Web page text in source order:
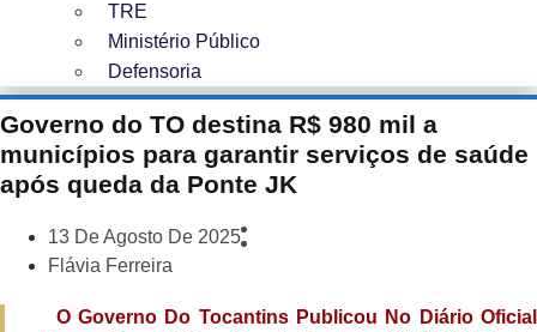
TRE
Ministério Público
Defensoria
Governo do TO destina R$ 980 mil a
municípios para garantir serviços de saúde
após queda da Ponte JK
13 De Agosto De 2025
Flávia Ferreira
O Governo Do Tocantins Publicou No Diário Oficial